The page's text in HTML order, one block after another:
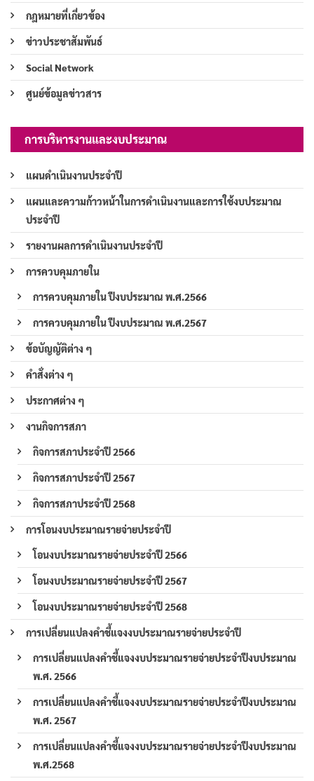
กฎหมายที่เกี่ยวข้อง
ข่าวประชาสัมพันธ์
Social Network
ศูนย์ข้อมูลข่าวสาร
การบริหารงานและงบประมาณ
แผนดำเนินงานประจำปี
แผนและความก้าวหน้าในการดำเนินงานและการใช้งบประมาณ
ประจำปี
รายงานผลการดำเนินงานประจำปี
การควบคุมภายใน
การควบคุมภายใน ปีงบประมาณ พ.ศ.2566
การควบคุมภายใน ปีงบประมาณ พ.ศ.2567
ข้อบัญญัติต่าง ๆ
คำสั่งต่าง ๆ
ประกาศต่าง ๆ
งานกิจการสภา
กิจการสภาประจำปี 2566
กิจการสภาประจำปี 2567
กิจการสภาประจำปี 2568
การโอนงบประมาณรายจ่ายประจำปี
โอนงบประมาณรายจ่ายประจำปี 2566
โอนงบประมาณรายจ่ายประจำปี 2567
โอนงบประมาณรายจ่ายประจำปี 2568
การเปลี่ยนแปลงคำชี้แจงงบประมาณรายจ่ายประจำปี
การเปลี่ยนแปลงคำชี้แจงงบประมาณรายจ่ายประจำปีงบประมาณ
พ.ศ. 2566
การเปลี่ยนแปลงคำชี้แจงงบประมาณรายจ่ายประจำปีงบประมาณ
พ.ศ. 2567
การเปลี่ยนแปลงคำชี้แจงงบประมาณรายจ่ายประจำปีงบประมาณ
พ.ศ.2568